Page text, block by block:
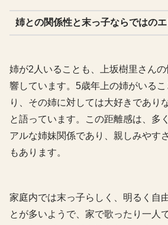
姉との関係性と末っ子ならではの
姉が2人いることも、上坂樹里さん
響しています。5歳年上の姉がいる
り、その姉に対しては大好きであり
と語っています。この距離感は、多
アルな姉妹関係であり、親しみやす
もあります。
家庭内では末っ子らしく、明るく自
とが多いようで、家で歌ったり一人